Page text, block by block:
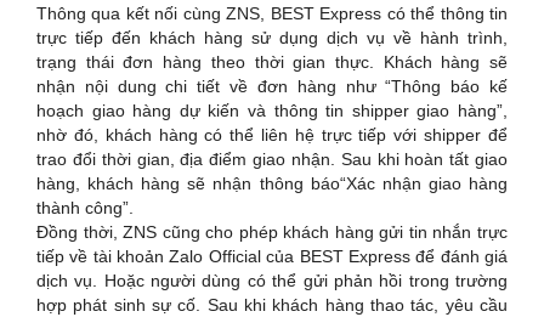
Thông qua kết nối cùng ZNS, BEST Express có thể thông tin
trực tiếp đến khách hàng sử dụng dịch vụ về hành trình,
trạng thái đơn hàng theo thời gian thực. Khách hàng sẽ
nhận nội dung chi tiết về đơn hàng như “Thông báo kế
hoạch giao hàng dự kiến và thông tin shipper giao hàng”,
nhờ đó, khách hàng có thể liên hệ trực tiếp với shipper để
trao đổi thời gian, địa điểm giao nhận. Sau khi hoàn tất giao
hàng, khách hàng sẽ nhận thông báo“Xác nhận giao hàng
thành công”.
Đồng thời, ZNS cũng cho phép khách hàng gửi tin nhắn trực
tiếp về tài khoản Zalo Official của BEST Express để đánh giá
dịch vụ. Hoặc người dùng có thể gửi phản hồi trong trường
hợp phát sinh sự cố. Sau khi khách hàng thao tác, yêu cầu